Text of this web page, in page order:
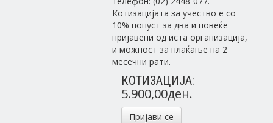
Котизацијата за учество е со
10% попуст за два и повеќе
пријавени од иста организација,
и можност за плаќање на 2
месечни рати.
КОТИЗАЦИЈА:
5.900,00ден.
Пријави се